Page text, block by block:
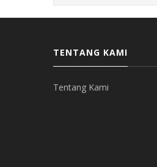
TENTANG KAMI
Tentang Kami